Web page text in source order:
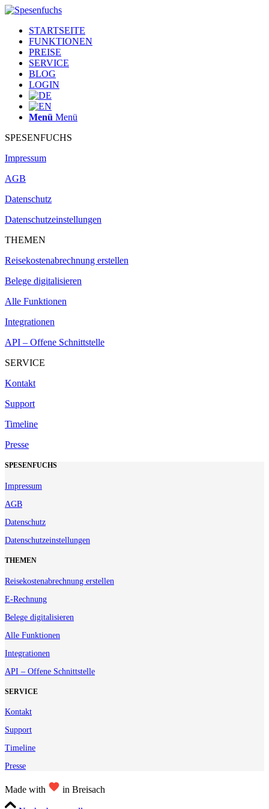
STARTSEITE
FUNKTIONEN
PREISE
SERVICE
BLOG
LOGIN
Menü Menü
SPESENFUCHS
Impressum
AGB
Datenschutz
Datenschutzeinstellungen
THEMEN
Reisekostenabrechnung erstellen
Belege digitalisieren
Alle Funktionen
Integrationen
API – Offene Schnittstelle
SERVICE
Kontakt
Support
Timeline
Presse
SPESENFUCHS
Impressum
AGB
Datenschutz
Datenschutzeinstellungen
THEMEN
Reisekostenabrechnung erstellen
E-Rechnung
Belege digitalisieren
Alle Funktionen
Integrationen
API – Offene Schnittstelle
SERVICE
Kontakt
Support
Timeline
Presse
Made with in Breisach